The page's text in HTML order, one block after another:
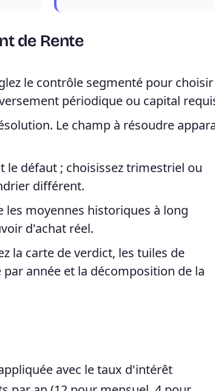
de Rente
le contrôle segmenté pour choisir
périodique ou capital
Le champ à résoudre
le défaut ; choisissez trimestriel ou
différent.
les moyennes historiques à long
d'achat réel.
la carte de verdict, les tuiles de
année et la décomposition de la
avec le taux d'intérêt